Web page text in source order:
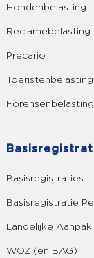
Hondenbelasting
Reclamebelasting
Precario
Toeristenbelasting
Forensenbelasting
Basisregistraties
Basisregistratie
Landelijke
WOZ (en BAG)